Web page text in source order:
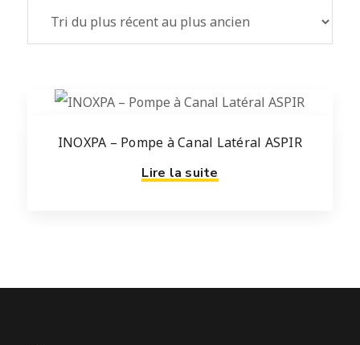
INOXPA – Pompe à Canal Latéral ASPIR
Lire la suite